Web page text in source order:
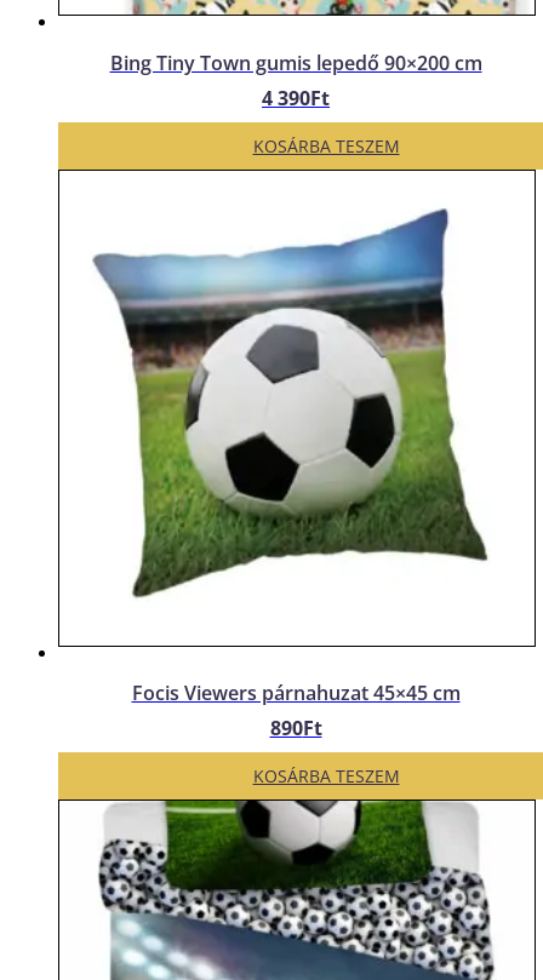
Bing Tiny Town gumis lepedő 90×200 cm
4 390Ft
KOSÁRBA TESZEM
Focis Viewers párnahuzat 45×45 cm
890Ft
KOSÁRBA TESZEM